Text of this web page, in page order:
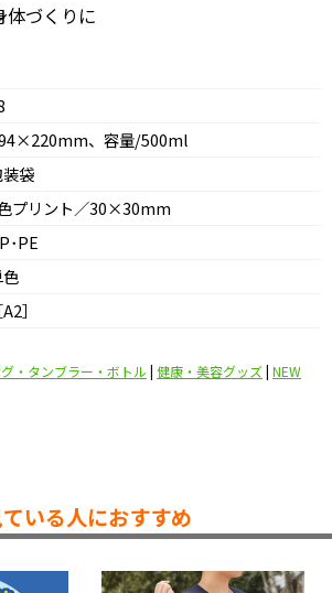
体づくりに
、容量/500ml
袋
プリント／30×30mm
･PE
［A2］
・タンブラー・ボトル | 健康・美容グッズ| NEW
いる人におすすめ